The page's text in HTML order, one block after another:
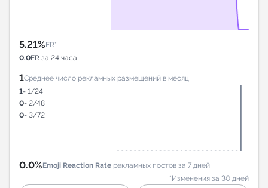
5.21%ER*
0.0ER за 24 часа
1Среднее число рекламных размещений в месяц
1- 1/24
0- 2/48
0- 3/72
0.0%Emoji Reaction Rate рекламных постов за 7 дней
*Изменения за 30 дней